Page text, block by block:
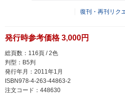
復刊・再刊リク
発行時参考価格 3,000円
総頁数：116頁 / 2色
判型：B5判
発行年月：2011年1月
ISBN978-4-263-44863-2
注文コード：448630